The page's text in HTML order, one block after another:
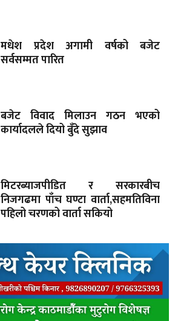
मधेश प्रदेश अगामी वर्षको बजेट
सर्वसम्मत पारित
बजेट विवाद मिलाउन गठन भएको
कार्यादलले दियो बुँदे सुझाव
मिटरब्याजपीडित र सरकारबीच
निजगढमा पाँच घण्टा वार्ता,सहमतिविना
पहिलो चरणको वार्ता सकियो